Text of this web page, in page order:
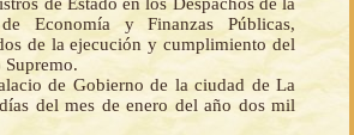
Economía y Finanzas Públicas,
de la ejecución y cumplimiento del
Supremo.
de Gobierno de la ciudad de La
del mes de enero del año dos mil